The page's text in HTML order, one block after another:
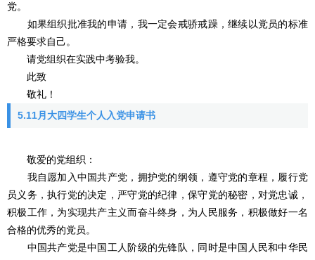
党。
如果组织批准我的申请，我一定会戒骄戒躁，继续以党员的标准
严格要求自己。
请党组织在实践中考验我。
此致
敬礼！
5.11月大四学生个人入党申请书
敬爱的党组织：
我自愿加入中国共产党，拥护党的纲领，遵守党的章程，履行党
员义务，执行党的决定，严守党的纪律，保守党的秘密，对党忠诚，
积极工作，为实现共产主义而奋斗终身，为人民服务，积极做好一名
合格的优秀的党员。
中国共产党是中国工人阶级的先锋队，同时是中国人民和中华民